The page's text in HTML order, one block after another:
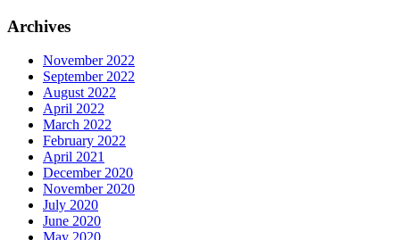
Archives
November 2022
September 2022
August 2022
April 2022
March 2022
February 2022
April 2021
December 2020
November 2020
July 2020
June 2020